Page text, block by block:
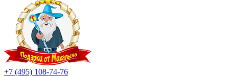
+7 (495) 108-74-76